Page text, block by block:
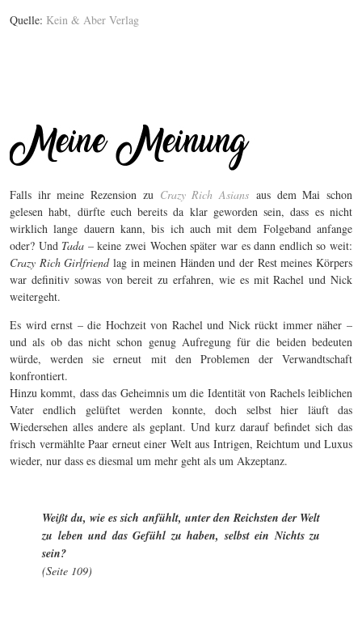
Quelle: Kein & Aber Verlag
Falls ihr meine Rezension zu Crazy Rich Asians aus dem Mai schon
gelesen habt, dürfte euch bereits da klar geworden sein, dass es nicht
wirklich lange dauern kann, bis ich auch mit dem Folgeband anfange
oder? Und Tada – keine zwei Wochen später war es dann endlich so weit:
Crazy Rich Girlfriendlag in meinen Händen und der Rest meines Körpers
war definitiv sowas von bereit zu erfahren, wie es mit Rachel und Nick
weitergeht.
Es wird ernst – die Hochzeit von Rachel und Nick rückt immer näher –
und als ob das nicht schon genug Aufregung für die beiden bedeuten
würde, werden sie erneut mit den Problemen der Verwandtschaft
konfrontiert.
Hinzu kommt, dass das Geheimnis um die Identität von Rachels leiblichen
Vater endlich gelüftet werden konnte, doch selbst hier läuft das
Wiedersehen alles andere als geplant. Und kurz darauf befindet sich das
frisch vermählte Paar erneut einer Welt aus Intrigen, Reichtum und Luxus
wieder, nur dass es diesmal um mehr geht als um Akzeptanz.
Weißt du, wie es sich anfühlt, unter den Reichsten der Welt
zu leben und das Gefühl zu haben, selbst ein Nichts zu
sein?
(Seite 109)